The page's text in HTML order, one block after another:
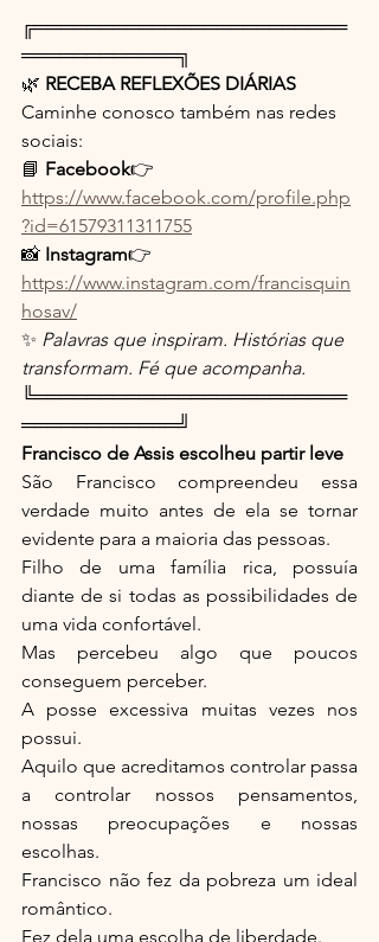
╔════════════════════════
════════════╗
🌿 RECEBA REFLEXÕES DIÁRIAS
Caminhe conosco também nas redes
sociais:
📘 Facebook👉
https://www.facebook.com/profile.php
?id=61579311311755
📸 Instagram👉
https://www.instagram.com/francisquin
hosav/
✨ Palavras que inspiram. Histórias que
transformam. Fé que acompanha.
╚════════════════════════
════════════╝
Francisco de Assis escolheu partir leve
São Francisco compreendeu essa
verdade muito antes de ela se tornar
evidente para a maioria das pessoas.
Filho de uma família rica, possuía
diante de si todas as possibilidades de
uma vida confortável.
Mas percebeu algo que poucos
conseguem perceber.
A posse excessiva muitas vezes nos
possui.
Aquilo que acreditamos controlar passa
a controlar nossos pensamentos,
nossas preocupações e nossas
escolhas.
Francisco não fez da pobreza um ideal
romântico.
Fez dela uma escolha de liberdade.